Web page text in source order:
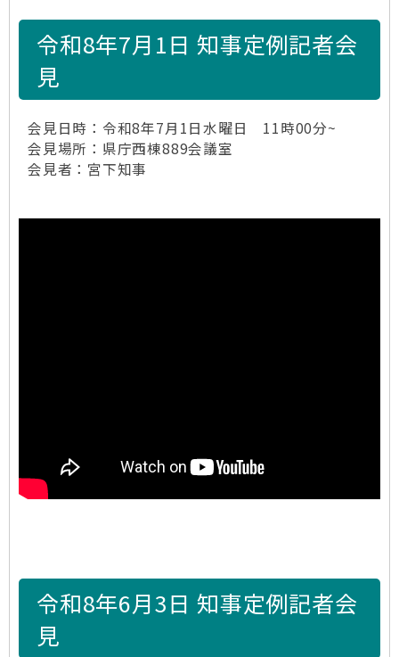
令和8年7月1日 知事定例記者会
見
会見日時：令和8年7月1日水曜日 11時00分~
会見場所：県庁西棟889会議室
会見者：宮下知事
令和8年6月3日 知事定例記者会
見